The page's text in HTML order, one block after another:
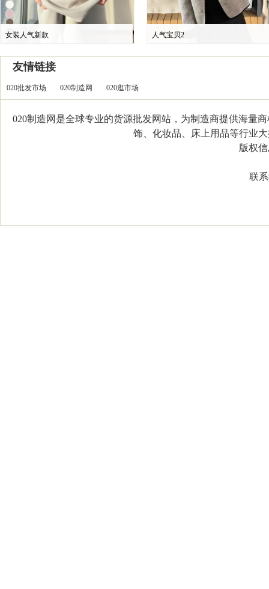
女装人气新款 人气宝贝2
友情链接
020批发市场 020制造网 020逛市场
020制造网是全球专业的货源批发网站，为制造商提供海量
饰、化妆品、床上用品等行业
版权信
联